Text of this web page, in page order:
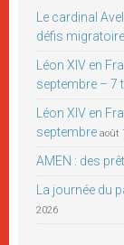
Le cardinal
défis
Léon XIV en
septembre – 7
Léon XIV en
septembre août
AMEN : des
La journée du
2026